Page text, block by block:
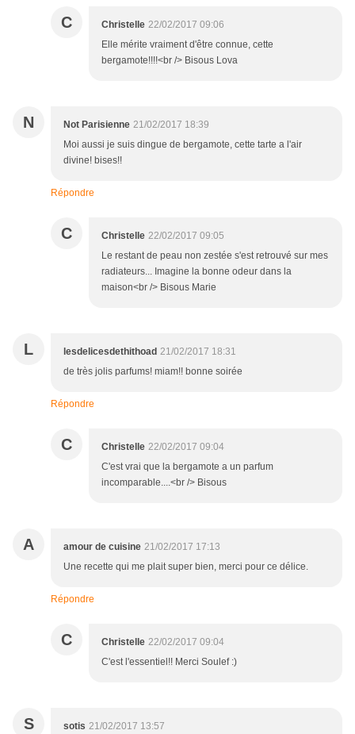
C Christelle 22/02/2017 09:06
Elle mérite vraiment d'être connue, cette
bergamote!!!!<br /> Bisous Lova
N Not Parisienne 21/02/2017 18:39
Moi aussi je suis dingue de bergamote, cette tarte a l'air
divine! bises!!
Répondre
C Christelle 22/02/2017 09:05
Le restant de peau non zestée s'est retrouvé sur mes
radiateurs... Imagine la bonne odeur dans la
maison<br /> Bisous Marie
L lesdelicesdethithoad 21/02/2017 18:31
de très jolis parfums! miam!! bonne soirée
Répondre
C Christelle 22/02/2017 09:04
C'est vrai que la bergamote a un parfum
incomparable....<br /> Bisous
A amour de cuisine 21/02/2017 17:13
Une recette qui me plait super bien, merci pour ce délice.
Répondre
C Christelle 22/02/2017 09:04
C'est l'essentiel!! Merci Soulef :)
S sotis 21/02/2017 13:57